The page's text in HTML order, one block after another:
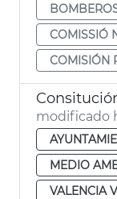
COMISSIÓ
COMISIÓN
modificado
MEDIO
VALENCIA